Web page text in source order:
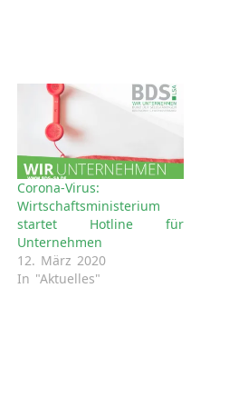
Corona-Virus:
Wirtschaftsministerium
startet Hotline für
Unternehmen
12. März 2020
In "Aktuelles"